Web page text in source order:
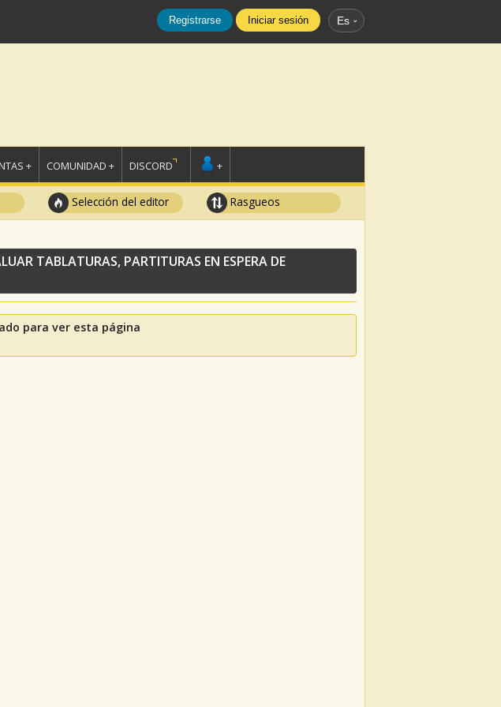
Registrarse Iniciar sesión Es
+ COMUNIDAD + DISCORD +
Selección del editor Rasgueos
TABLATURAS, PARTITURAS EN ESPERA DE
para ver esta página